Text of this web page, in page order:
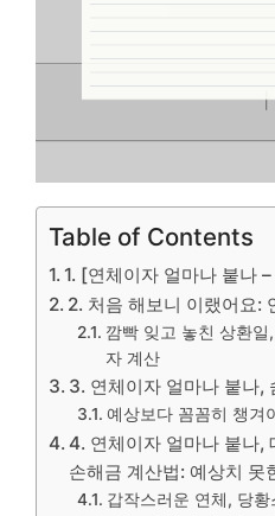
Table of Contents
1. [연체이자 얼마나 붙나
2. 처음 해보니 이랬어요:
깜빡 잊고 놓친 상환
자 계산
3. 연체이자 얼마나 붙나,
예상보다 꼼꼼히 챙겨
4. 연체이자 얼마나 붙나,
손해금 계산법: 예상치 못
갑작스러운 연체, 당황